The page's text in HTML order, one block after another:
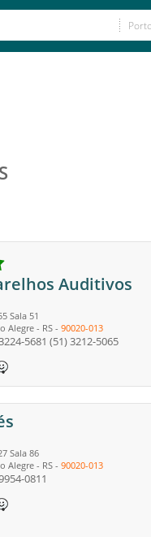
Auditivos
Sala 51
Alegre - RS - 90020-013
5681 (51) 3212-5065
Sala 86
Alegre - RS - 90020-013
0811